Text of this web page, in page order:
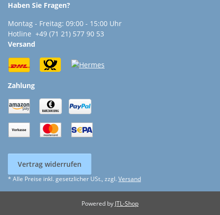
Haben Sie Fragen?
Montag - Freitag: 09:00 - 15:00 Uhr
Hotline +49 (71 21) 577 90 53
Versand
Zahlung
Vertrag widerrufen
* Alle Preise inkl. gesetzlicher USt., zzgl. Versand
Powered by JTL-Shop